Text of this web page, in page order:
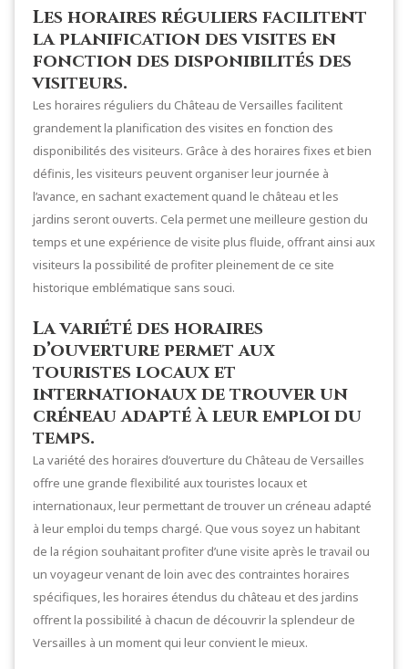
Les horaires réguliers facilitent
la planification des visites en
fonction des disponibilités des
visiteurs.
Les horaires réguliers du Château de Versailles facilitent
grandement la planification des visites en fonction des
disponibilités des visiteurs. Grâce à des horaires fixes et bien
définis, les visiteurs peuvent organiser leur journée à
l’avance, en sachant exactement quand le château et les
jardins seront ouverts. Cela permet une meilleure gestion du
temps et une expérience de visite plus fluide, offrant ainsi aux
visiteurs la possibilité de profiter pleinement de ce site
historique emblématique sans souci.
La variété des horaires
d’ouverture permet aux
touristes locaux et
internationaux de trouver un
créneau adapté à leur emploi du
temps.
La variété des horaires d’ouverture du Château de Versailles
offre une grande flexibilité aux touristes locaux et
internationaux, leur permettant de trouver un créneau adapté
à leur emploi du temps chargé. Que vous soyez un habitant
de la région souhaitant profiter d’une visite après le travail ou
un voyageur venant de loin avec des contraintes horaires
spécifiques, les horaires étendus du château et des jardins
offrent la possibilité à chacun de découvrir la splendeur de
Versailles à un moment qui leur convient le mieux.